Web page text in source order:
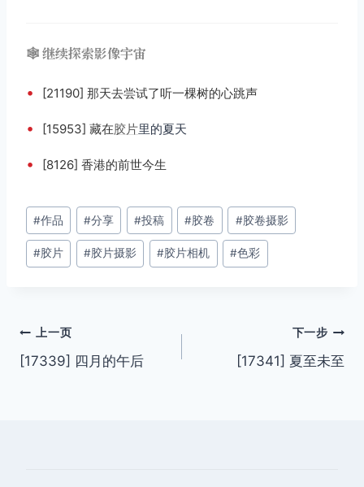
🕸️ 继续探索影像宇宙
• [21190] 那天去尝试了听一棵树的心跳声
• [15953] 藏在胶片里的夏天
• [8126] 香港的前世今生
文
章
标
#作品 #分享 #投稿 #胶卷 #胶卷摄影
#胶片 #胶片摄影 #胶片相机 #色彩
文
章
上一页
[17339] 四月的午后
下一步
[17341] 夏至未至